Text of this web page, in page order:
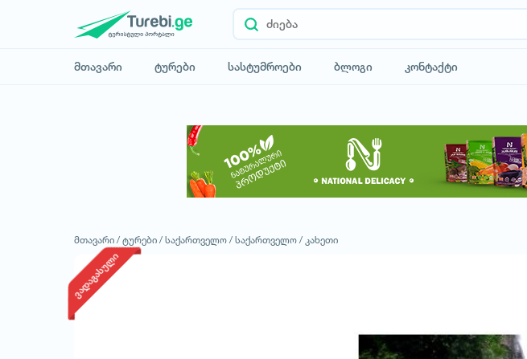
მთავარი ტურები სასტუმროები ბლოგი კონტაქტი
მთავარი / ტურები / საქართველო / საქართველო / კახეთი
ვადაგასული